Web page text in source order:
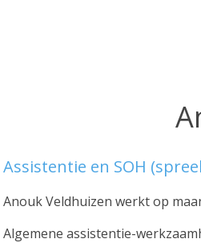
Assistentie en SOH
Anouk Veldhuizen werkt op
Algemene assistentie-